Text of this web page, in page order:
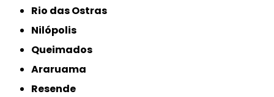
Rio das Ostras
Nilópolis
Queimados
Araruama
Resende